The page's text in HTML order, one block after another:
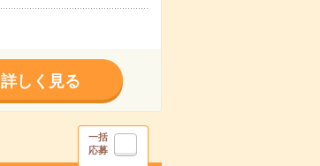
詳しく見る
一括
応募